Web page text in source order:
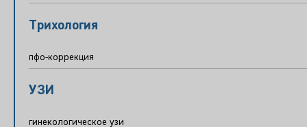
Трихология
пфо-коррекция
УЗИ
гинекологическое узи